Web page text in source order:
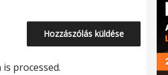
processed.